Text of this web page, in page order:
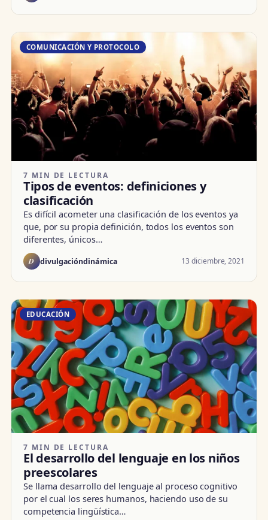
COMUNICACIÓN Y PROTOCOLO
7 MIN DE LECTURA
Tipos de eventos: definiciones y
clasificación
Es difícil acometer una clasificación de los eventos ya
que, por su propia definición, todos los eventos son
diferentes, únicos…
D divulgacióndinámica 13 diciembre, 2021
EDUCACIÓN
7 MIN DE LECTURA
El desarrollo del lenguaje en los niños
preescolares
Se llama desarrollo del lenguaje al proceso cognitivo
por el cual los seres humanos, haciendo uso de su
competencia lingüística…